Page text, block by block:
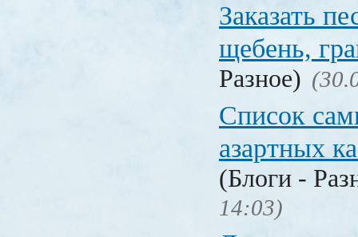
Заказать
щебень,
Разное)
Список
азартных
(Блоги -
14:03)